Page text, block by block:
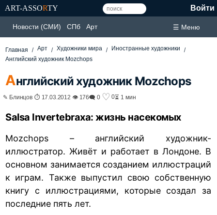
ART-ASSORTY Войти
Новости (СМИ) СПб Арт ☰ Меню
Главная Арт Художники мира
Иностранные художники
Английский художник Mozchops
Английский художник Mozchops
✎ Блинцов ⏱ 17.03.2012 👁 176🗨 0 ♡ 0⏳ 1 мин
Salsa Invertebraxa: жизнь насекомых
Mozchops – английский художник-
иллюстратор. Живёт и работает в Лондоне. В
основном занимается созданием иллюстраций
к играм. Также выпустил свою собственную
книгу с иллюстрациями, которые создал за
последние пять лет.